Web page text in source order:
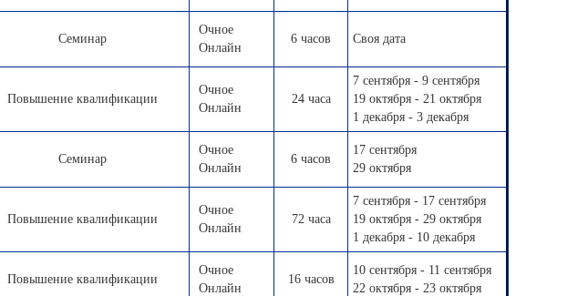
Семинар
Очное
Онлайн
6 часов Своя дата
Повышение квалификации
Очное
Онлайн
24 часа
7 сентября - 9 сентября
19 октября - 21 октября
1 декабря - 3 декабря
Семинар
Очное
Онлайн
6 часов
17 сентября
29 октября
Повышение квалификации
Очное
Онлайн
72 часа
7 сентября - 17 сентября
19 октября - 29 октября
1 декабря - 10 декабря
Повышение квалификации
Очное
Онлайн
16 часов
10 сентября - 11 сентября
22 октября - 23 октября